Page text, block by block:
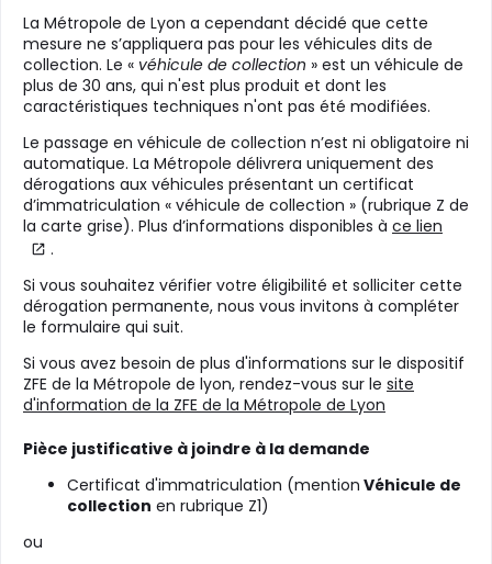
La Métropole de Lyon a cependant décidé que cette
mesure ne s’appliquera pas pour les véhicules dits de
collection. Le « véhicule de collection » est un véhicule de
plus de 30 ans, qui n'est plus produit et dont les
caractéristiques techniques n'ont pas été modifiées.
Le passage en véhicule de collection n’est ni obligatoire ni
automatique. La Métropole délivrera uniquement des
dérogations aux véhicules présentant un certificat
d’immatriculation « véhicule de collection » (rubrique Z de
la carte grise). Plus d’informations disponibles à ce lien
.
Si vous souhaitez vérifier votre éligibilité et solliciter cette
dérogation permanente, nous vous invitons à compléter
le formulaire qui suit.
Si vous avez besoin de plus d'informations sur le dispositif
ZFE de la Métropole de lyon, rendez-vous sur le site
d'information de la ZFE de la Métropole de Lyon
Pièce justificative à joindre à la demande
Certificat d'immatriculation (mention Véhicule de
collection en rubrique Z1)
ou